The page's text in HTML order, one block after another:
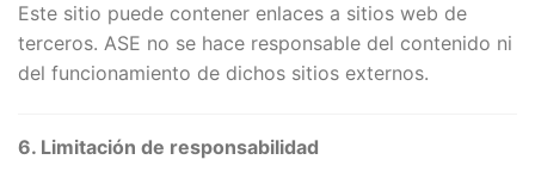
Este sitio puede contener enlaces a sitios web de
terceros. ASE no se hace responsable del contenido ni
del funcionamiento de dichos sitios externos.
6. Limitación de responsabilidad